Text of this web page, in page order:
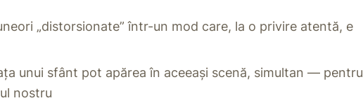
„distorsionate” într-un mod care, la o privire atentă, e
unui sfânt pot apărea în aceeași scenă, simultan — pentru
nostru